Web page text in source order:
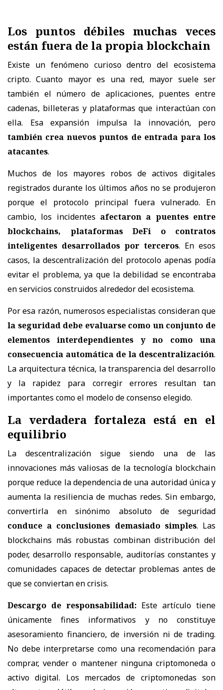
Los puntos débiles muchas veces
están fuera de la propia blockchain
Existe un fenómeno curioso dentro del ecosistema
cripto. Cuanto mayor es una red, mayor suele ser
también el número de aplicaciones, puentes entre
cadenas, billeteras y plataformas que interactúan con
ella. Esa expansión impulsa la innovación, pero
también crea nuevos puntos de entrada para los
atacantes.
Muchos de los mayores robos de activos digitales
registrados durante los últimos años no se produjeron
porque el protocolo principal fuera vulnerado. En
cambio, los incidentes afectaron a puentes entre
blockchains, plataformas DeFi o contratos
inteligentes desarrollados por terceros. En esos
casos, la descentralización del protocolo apenas podía
evitar el problema, ya que la debilidad se encontraba
en servicios construidos alrededor del ecosistema.
Por esa razón, numerosos especialistas consideran que
la seguridad debe evaluarse como un conjunto de
elementos interdependientes y no como una
consecuencia automática de la descentralización.
La arquitectura técnica, la transparencia del desarrollo
y la rapidez para corregir errores resultan tan
importantes como el modelo de consenso elegido.
La verdadera fortaleza está en el
equilibrio
La descentralización sigue siendo una de las
innovaciones más valiosas de la tecnología blockchain
porque reduce la dependencia de una autoridad única y
aumenta la resiliencia de muchas redes. Sin embargo,
convertirla en sinónimo absoluto de seguridad
conduce a conclusiones demasiado simples. Las
blockchains más robustas combinan distribución del
poder, desarrollo responsable, auditorías constantes y
comunidades capaces de detectar problemas antes de
que se conviertan en crisis.
Descargo de responsabilidad: Este artículo tiene
únicamente fines informativos y no constituye
asesoramiento financiero, de inversión ni de trading.
No debe interpretarse como una recomendación para
comprar, vender o mantener ninguna criptomoneda o
activo digital. Los mercados de criptomonedas son